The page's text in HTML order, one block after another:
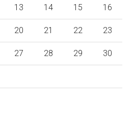
13 14 15 16
20 21 22 23
27 28 29 30